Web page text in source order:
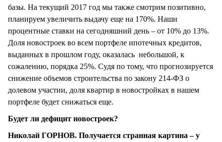
базы. На текущий 2017 год мы также смотрим позитивно,
планируем увеличить выдачу еще на 170%. Наши
процентные ставки на сегодняшний день – от 10% до 13%.
Доля новостроек во всем портфеле ипотечных кредитов,
выданных в прошлом году, оказалась небольшой, к
сожалению, порядка 25%. Судя по тому, что прогнозируется
снижение объемов строительства по закону 214-ФЗ о
долевом участии, доля квартир в новостройках в нашем
портфеле будет снижаться еще.
Будет ли дефицит новостроек?
Николай ГОРНОВ. Получается странная картина – у